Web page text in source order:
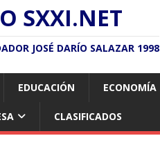
SXXI.NET
JOSÉ DARÍO SALAZAR 1998
EDUCACIÓN ECONOMÍA
CLASIFICADOS